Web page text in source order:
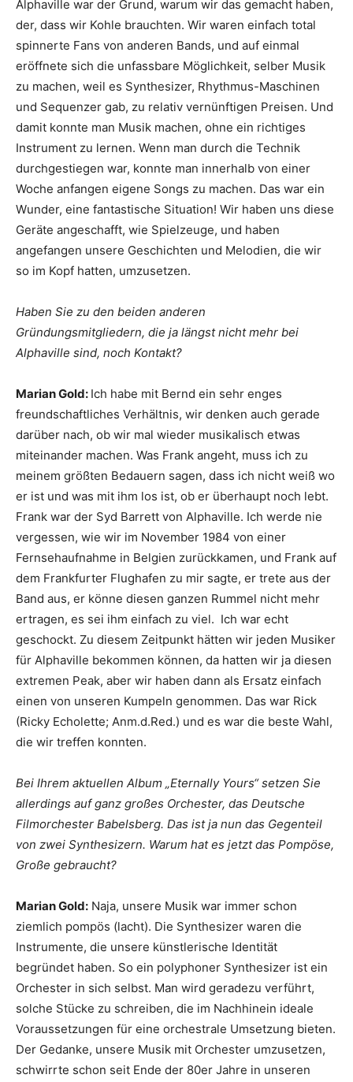
Alphaville war der Grund, warum wir das gemacht haben,
der, dass wir Kohle brauchten. Wir waren einfach total
spinnerte Fans von anderen Bands, und auf einmal
eröffnete sich die unfassbare Möglichkeit, selber Musik
zu machen, weil es Synthesizer, Rhythmus-Maschinen
und Sequenzer gab, zu relativ vernünftigen Preisen. Und
damit konnte man Musik machen, ohne ein richtiges
Instrument zu lernen. Wenn man durch die Technik
durchgestiegen war, konnte man innerhalb von einer
Woche anfangen eigene Songs zu machen. Das war ein
Wunder, eine fantastische Situation! Wir haben uns diese
Geräte angeschafft, wie Spielzeuge, und haben
angefangen unsere Geschichten und Melodien, die wir
so im Kopf hatten, umzusetzen.
Haben Sie zu den beiden anderen
Gründungsmitgliedern, die ja längst nicht mehr bei
Alphaville sind, noch Kontakt?
Marian Gold: Ich habe mit Bernd ein sehr enges
freundschaftliches Verhältnis, wir denken auch gerade
darüber nach, ob wir mal wieder musikalisch etwas
miteinander machen. Was Frank angeht, muss ich zu
meinem größten Bedauern sagen, dass ich nicht weiß wo
er ist und was mit ihm los ist, ob er überhaupt noch lebt.
Frank war der Syd Barrett von Alphaville. Ich werde nie
vergessen, wie wir im November 1984 von einer
Fernsehaufnahme in Belgien zurückkamen, und Frank auf
dem Frankfurter Flughafen zu mir sagte, er trete aus der
Band aus, er könne diesen ganzen Rummel nicht mehr
ertragen, es sei ihm einfach zu viel. Ich war echt
geschockt. Zu diesem Zeitpunkt hätten wir jeden Musiker
für Alphaville bekommen können, da hatten wir ja diesen
extremen Peak, aber wir haben dann als Ersatz einfach
einen von unseren Kumpeln genommen. Das war Rick
(Ricky Echolette; Anm.d.Red.) und es war die beste Wahl,
die wir treffen konnten.
Bei Ihrem aktuellen Album „Eternally Yours“ setzen Sie
allerdings auf ganz großes Orchester, das Deutsche
Filmorchester Babelsberg. Das ist ja nun das Gegenteil
von zwei Synthesizern. Warum hat es jetzt das Pompöse,
Große gebraucht?
Marian Gold: Naja, unsere Musik war immer schon
ziemlich pompös (lacht). Die Synthesizer waren die
Instrumente, die unsere künstlerische Identität
begründet haben. So ein polyphoner Synthesizer ist ein
Orchester in sich selbst. Man wird geradezu verführt,
solche Stücke zu schreiben, die im Nachhinein ideale
Voraussetzungen für eine orchestrale Umsetzung bieten.
Der Gedanke, unsere Musik mit Orchester umzusetzen,
schwirrte schon seit Ende der 80er Jahre in unseren